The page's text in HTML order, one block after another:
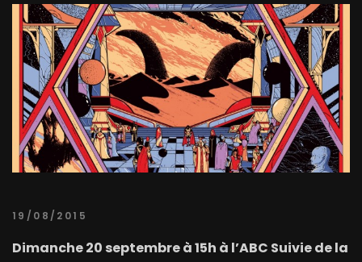
19/08/2015
Dimanche 20 septembre à 15h à l’ABC Suivie de la